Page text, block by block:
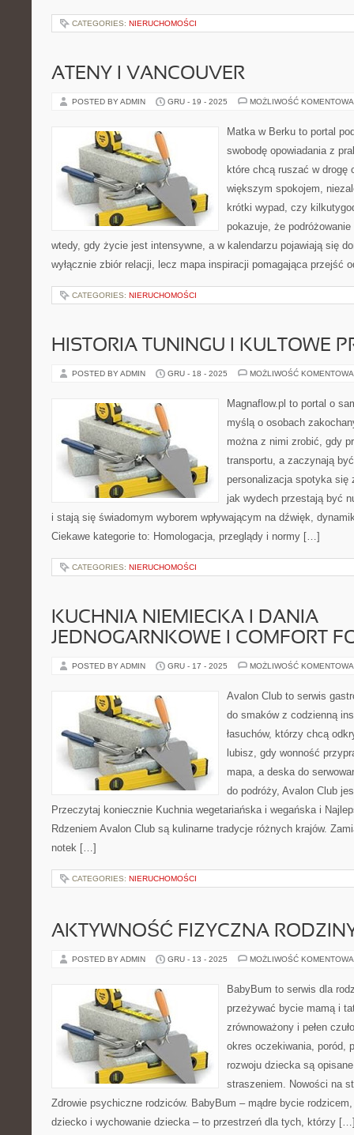
CATEGORIES: NIERUCHOMOŚCI
ATENY I VANCOUVER
POSTED BY ADMIN GRU - 19 - 2025 MOŻLIWOŚĆ
Matka w Berku to portal
swobodę opowiadania z
które chcą ruszać w drogę
większym spokojem,
krótki wypad, czy
pokazuje, że
wtedy, gdy życie jest intensywne, a w kalendarzu pojawiają się
wyłącznie zbiór relacji, lecz mapa inspiracji pomagająca przejść
CATEGORIES: NIERUCHOMOŚCI
HISTORIA TUNINGU I KULTOWE
POSTED BY ADMIN GRU - 18 - 2025 MOŻLIWOŚĆ
Magnaflow.pl to portal o
myślą o osobach
można z nimi zrobić, gdy
transportu, a zaczynają
personalizacja spotyka
jak wydech przestają być
i stają się świadomym wyborem wpływającym na dźwięk,
Ciekawe kategorie to: Homologacja, przeglądy i normy […]
CATEGORIES: NIERUCHOMOŚCI
KUCHNIA NIEMIECKA I DANIA
JEDNOGARNKOWE I COMFORT
POSTED BY ADMIN GRU - 17 - 2025 MOŻLIWOŚĆ
Avalon Club to serwis
do smaków z codzienną
łasuchów, którzy chcą
lubisz, gdy wonność
mapa, a deska do
do podróży, Avalon Club
Przeczytaj koniecznie Kuchnia wegetariańska i wegańska i
Rdzeniem Avalon Club są kulinarne tradycje różnych krajów.
notek […]
CATEGORIES: NIERUCHOMOŚCI
AKTYWNOŚĆ FIZYCZNA
POSTED BY ADMIN GRU - 13 - 2025 MOŻLIWOŚĆ
BabyBum to serwis dla
przeżywać bycie mamą i
zrównoważony i pełen
okres oczekiwania, poród,
rozwoju dziecka są
straszeniem. Nowości na
Zdrowie psychiczne rodziców. BabyBum – mądre bycie
dziecko i wychowanie dziecka – to przestrzeń dla tych, którzy